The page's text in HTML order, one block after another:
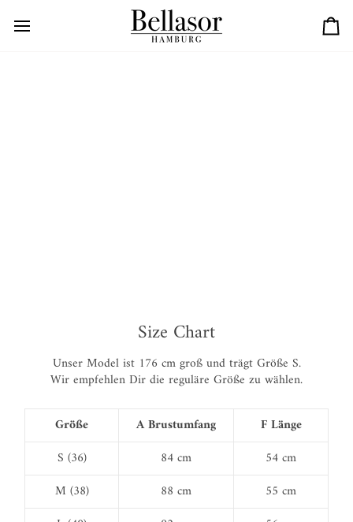
content
Size Chart
Unser Model ist 176 cm groß und trägt Größe S.
Wir empfehlen Dir die reguläre Größe zu wählen.
Größe A Brustumfang
F Länge
S (36)
84 cm
54 cm
M (38)
88 cm
55 cm